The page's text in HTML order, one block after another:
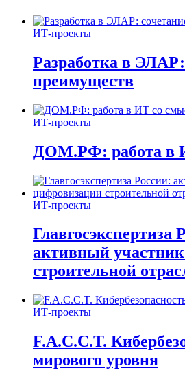
ИТ-проекты
Разработка в ЭЛАР:
преимуществ
ИТ-проекты
ДОМ.РФ: работа в
ИТ-проекты
Главгосэкспертиза
активный
строительной
ИТ-проекты
F.A.C.C.T.
мирового уровня